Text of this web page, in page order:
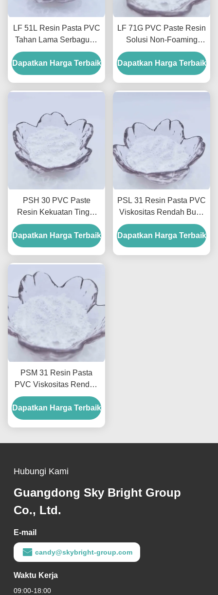
LF 51L Resin Pasta PVC
Tahan Lama Serbaguna
Untuk Kulit Dan Lantai
Dapatkan Harga Terbaik
LF 71G PVC Paste Resin
Solusi Non-Foaming
Serbaguna Untuk Pelapis
Dan Pencetakan
Dapatkan Harga Terbaik
PSH 30 PVC Paste
Resin Kekuatan Tinggi
Dan Fleksibilitas Untuk
Sarung Tangan Dan Busa
Cetakan
Dapatkan Harga Terbaik
PSL 31 Resin Pasta PVC
Viskositas Rendah Busa
Resin Pvc Khusus Untuk
Lantai
Dapatkan Harga Terbaik
PSM 31 Resin Pasta
PVC Viskositas Rendah
Aliran Pseudoplastik
Untuk Kulit Berbusa Dan
Pelapis
Dapatkan Harga Terbaik
Hubungi Kami
Guangdong Sky Bright Group
Co., Ltd.
E-mail
candy@skybright-group.com
Waktu Kerja
09:00-18:00